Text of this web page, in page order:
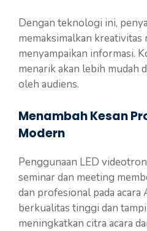
Dengan teknologi ini,
memaksimalkan kreativitas
menyampaikan informasi.
menarik akan lebih mudah
oleh audiens.
Menambah Kesan
Modern
Penggunaan LED
seminar dan meeting
dan profesional pada acara
berkualitas tinggi dan
meningkatkan citra acara